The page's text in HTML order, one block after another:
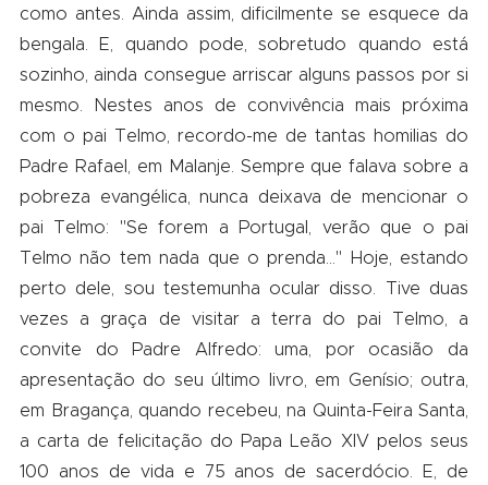
como antes. Ainda assim, dificilmente se esquece da
bengala. E, quando pode, sobretudo quando está
sozinho, ainda consegue arriscar alguns passos por si
mesmo. Nestes anos de convivência mais próxima
com o pai Telmo, recordo-me de tantas homilias do
Padre Rafael, em Malanje. Sempre que falava sobre a
pobreza evangélica, nunca deixava de mencionar o
pai Telmo: "Se forem a Portugal, verão que o pai
Telmo não tem nada que o prenda…" Hoje, estando
perto dele, sou testemunha ocular disso. Tive duas
vezes a graça de visitar a terra do pai Telmo, a
convite do Padre Alfredo: uma, por ocasião da
apresentação do seu último livro, em Genísio; outra,
em Bragança, quando recebeu, na Quinta-Feira Santa,
a carta de felicitação do Papa Leão XIV pelos seus
100 anos de vida e 75 anos de sacerdócio. E, de